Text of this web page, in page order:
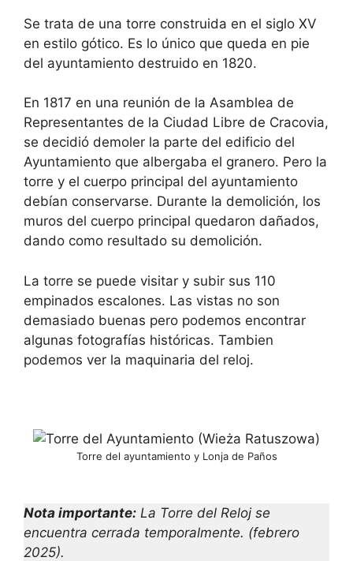
Se trata de una torre construida en el siglo XV
en estilo gótico. Es lo único que queda en pie
del ayuntamiento destruido en 1820.
En 1817 en una reunión de la Asamblea de
Representantes de la Ciudad Libre de Cracovia,
se decidió demoler la parte del edificio del
Ayuntamiento que albergaba el granero. Pero la
torre y el cuerpo principal del ayuntamiento
debían conservarse. Durante la demolición, los
muros del cuerpo principal quedaron dañados,
dando como resultado su demolición.
La torre se puede visitar y subir sus 110
empinados escalones. Las vistas no son
demasiado buenas pero podemos encontrar
algunas fotografías históricas. Tambien
podemos ver la maquinaria del reloj.
Torre del ayuntamiento y Lonja de Paños
Nota importante: La Torre del Reloj se
encuentra cerrada temporalmente. (febrero
2025).